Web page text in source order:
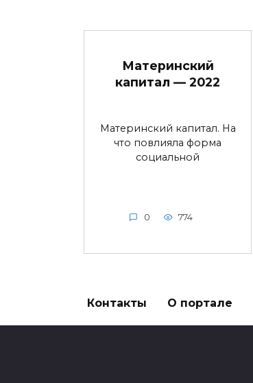
Материнский
капитал — 2022
Материнский капитал. На
что повлияла форма
социальной
0 774
Контакты О портале